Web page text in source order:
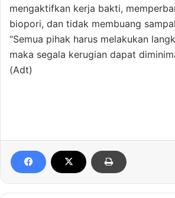
mengaktifkan kerja bakti,
biopori, dan tidak membuang
“Semua pihak harus melakukan
maka segala kerugian dapat
(Adt)